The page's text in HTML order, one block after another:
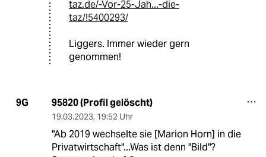
taz.de/-Vor-25-Jah...-die-
taz/!5400293/
Liggers. Immer wieder gern
genommen!
9G 95820 (Profil gelöscht)
19.03.2023, 19:52 Uhr
"Ab 2019 wechselte sie [Marion Horn] in die
Privatwirtschaft"...Was ist denn "Bild"?